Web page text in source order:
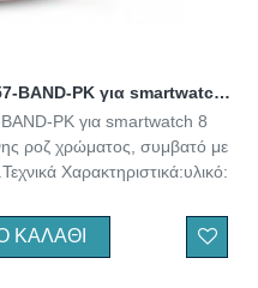
INTIME λουράκι σιλικόνης IT-057-BAND-PK για smartwatch 8 Ultra, ροζ
PK για smartwatch 8
ροζ χρώματος, συμβατό με
Χαρακτηριστικά:υλικό:
ΚΑΛΆΘΙ